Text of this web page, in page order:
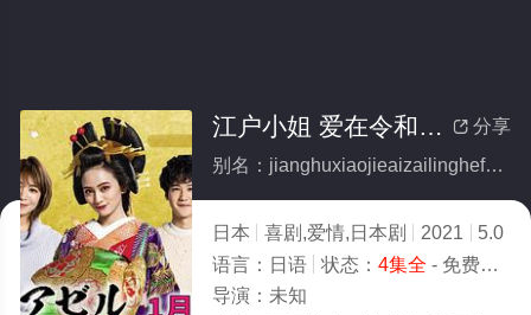
 分享
江户小姐 爱在令和番外篇(全集)
别名：jianghuxiaojieaizailinghefanwaipian
日本 喜剧,爱情,日本剧 2021
5.0
语言： 日语 状态： 4集全 - 免费在线观看
导演： 未知